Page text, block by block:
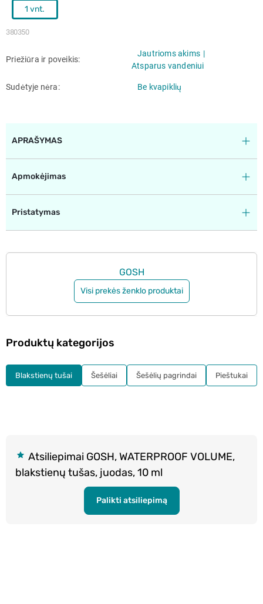
380350
1 vnt.
Priežiūra ir poveikis
Jautrioms akims
Atsparus vandeniui
Sudėtyje nėra Be kvapiklių
APRAŠYMAS
Apmokėjimas
Pristatymas
GOSH
Visi prekės ženklo produktai
Atsiliepimai GOSH, WATERPROOF VOLUME,
blakstienų tušas, juodas, 10 ml
Palikti atsiliepimą
Produktų kategorijos
Blakstienų tušai Šešėliai Šešėlių pagrindai Pieštukai